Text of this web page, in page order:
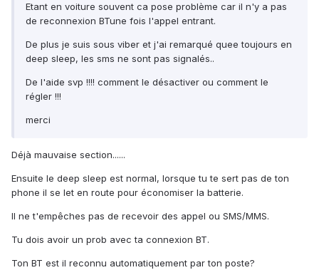
Etant en voiture souvent ca pose problème car il n'y a pas
de reconnexion BTune fois l'appel entrant.
De plus je suis sous viber et j'ai remarqué quee toujours en
deep sleep, les sms ne sont pas signalés..
De l'aide svp !!!! comment le désactiver ou comment le
régler !!!
merci
Déjà mauvaise section......
Ensuite le deep sleep est normal, lorsque tu te sert pas de ton
phone il se let en route pour économiser la batterie.
Il ne t'empêches pas de recevoir des appel ou SMS/MMS.
Tu dois avoir un prob avec ta connexion BT.
Ton BT est il reconnu automatiquement par ton poste?